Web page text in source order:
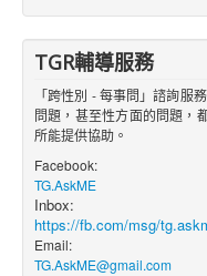
TGR輔導服務
「跨性別 - 每事問」諮詢服
問題，甚至性方面的問題，
所能提供協助。
Facebook:
TG.AskME
Inbox:
https://fb.com/msg/
Email:
TG.AskME@gmail.com